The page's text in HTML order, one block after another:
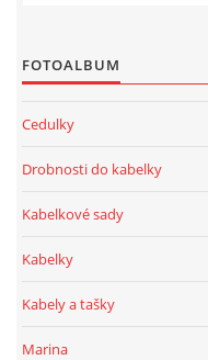
FOTOALBUM
Cedulky
Drobnosti do kabelky
Kabelkové sady
Kabelky
Kabely a tašky
Marina